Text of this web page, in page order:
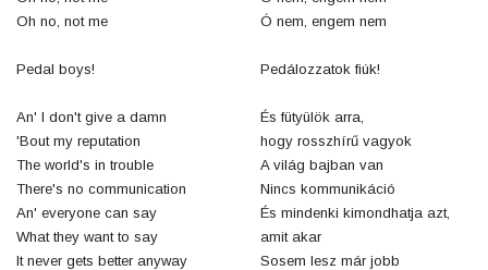
Oh no, not me
Pedal boys!
An' I don't give a damn
'Bout my reputation
The world's in trouble
There's no communication
An' everyone can say
What they want to say
It never gets better anyway
Ó nem, engem nem
Pedálozzatok fiúk!
És fütyülök arra,
hogy rosszhírű vagyok
A világ bajban van
Nincs kommunikáció
És mindenki kimondhatja azt,
amit akar
Sosem lesz már jobb